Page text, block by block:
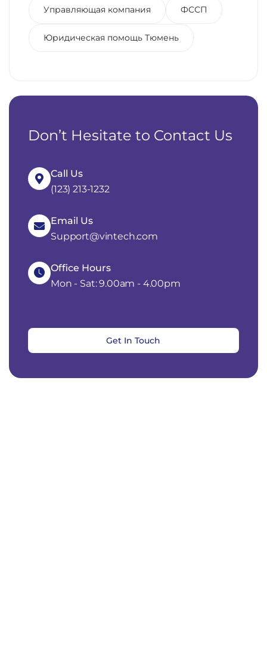
Управляющая компания ФССП
Юридическая помощь Тюмень
Don’t Hesitate to Contact Us
Call Us
(123) 213-1232
Email Us
Support@vintech.com
Office Hours
Mon - Sat: 9.00am - 4.00pm